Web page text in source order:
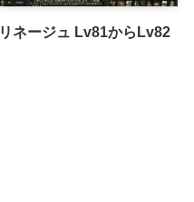
リネージュ Lv81からLv82